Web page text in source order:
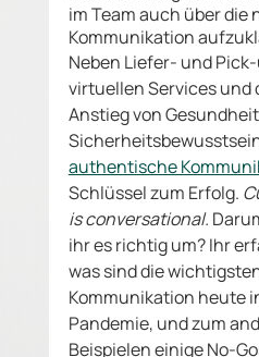
im Team auch über die
Kommunikation
Neben Liefer- und
virtuellen Services und
Anstieg von
authentische
Schlüssel zum Erfolg.
is conversational.
ihr es richtig um? Ihr
was sind die
Kommunikation heute
Pandemie, und zum
Beispielen einige No-